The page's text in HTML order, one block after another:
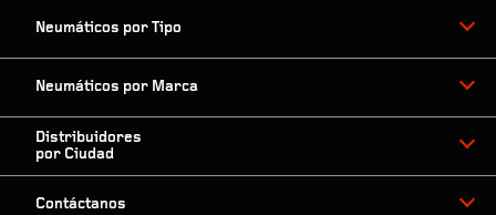
Neumáticos por Tipo
Neumáticos por Marca
Distribuidores
por Ciudad
Contáctanos